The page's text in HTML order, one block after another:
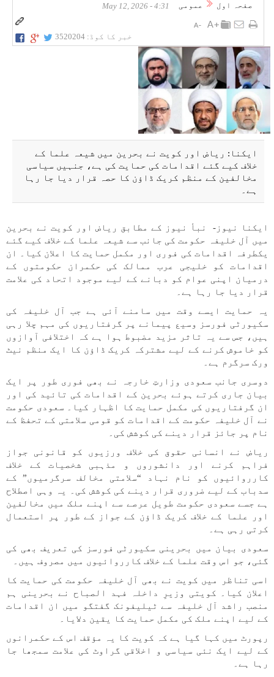
صفحہ اول عمومی 4:31 - May 12, 2026
خبر کا کوڈ: 3520204
ایکنا: ریاض اور کویت نے بحرین میں شیعہ علما کے
خلاف کیے گئے اقدامات کی حمایت کی ہے، جنہیں سیاسی
مخالفین کے منظم کریک ڈاؤن کا حصہ قرار دیا جا رہا
ہے۔
ایکنا نیوز- نبأ نیوز کے مطابق ریاض اور کویت نے بحرین
میں آل خلیفہ حکومت کی جانب سے شیعہ علما کے خلاف کیے گئے
یکطرفہ اقدامات کی فوری اور مکمل حمایت کا اعلان کیا۔ ان
اقدامات کو خلیجی عرب ممالک کی حکمران حکومتوں کے
درمیان اپنی عوام کو دبانے کے لیے موجود اتحاد کی علامت
قرار دیا جا رہا ہے۔
یہ حمایت ایسے وقت میں سامنے آئی ہے جب آل خلیفہ کی
سکیورٹی فورسز وسیع پیمانے پر گرفتاریوں کی مہم چلا رہی
ہیں، جس سے یہ تاثر مزید مضبوط ہوا ہے کہ اختلافی آوازوں
کو خاموش کرنے کے لیے مشترکہ کریک ڈاؤن کا ایک منظم نیٹ
ورک سرگرم ہے۔
دوسری جانب سعودی وزارتِ خارجہ نے بھی فوری طور پر ایک
بیان جاری کرتے ہوئے بحرین کے اقدامات کی تائید کی اور
ان گرفتاریوں کی مکمل حمایت کا اظہار کیا۔ سعودی حکومت
نے آل خلیفہ حکومت کے اقدامات کو قومی سلامتی کے تحفظ کے
نام پر جائز قرار دینے کی کوشش کی۔
ریاض نے انسانی حقوق کی خلاف ورزیوں کو قانونی جواز
فراہم کرنے اور دانشوروں و مذہبی شخصیات کے خلاف
کارروائیوں کو نام نہاد “سلامتی مخالف سرگرمیوں” کے
سدباب کے لیے ضروری قرار دینے کی کوشش کی۔ یہ وہی اصطلاح
ہے جسے سعودی حکومت طویل عرصے سے اپنے ملک میں مخالفین
اور علما کے خلاف کریک ڈاؤن کے جواز کے طور پر استعمال
کرتی رہی ہے۔
سعودی بیان میں بحرینی سکیورٹی فورسز کی تعریف بھی کی
گئی، جو اس وقت علما کے خلاف کارروائیوں میں مصروف ہیں۔
اسی تناظر میں کویت نے بھی آل خلیفہ حکومت کی حمایت کا
اعلان کیا۔ کویتی وزیرِ داخلہ فہد الصباح نے بحرینی ہم
منصب راشد آل خلیفہ سے ٹیلیفونک گفتگو میں ان اقدامات
کے لیے اپنے ملک کی مکمل حمایت کا یقین دلایا۔
رپورٹ میں کہا گیا ہے کہ کویت کا یہ مؤقف اس کے حکمرانوں
کے لیے ایک نئی سیاسی و اخلاقی گراوٹ کی علامت سمجھا جا
رہا ہے۔